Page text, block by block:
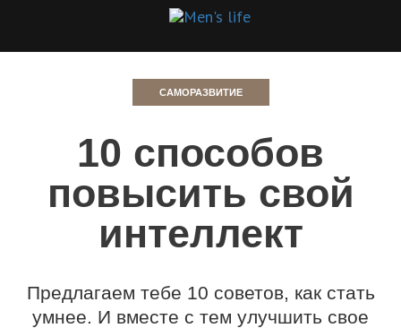
САМОРАЗВИТИЕ
10 способов
повысить свой
интеллект
Предлагаем тебе 10 советов, как стать
умнее. И вместе с тем улучшить свое